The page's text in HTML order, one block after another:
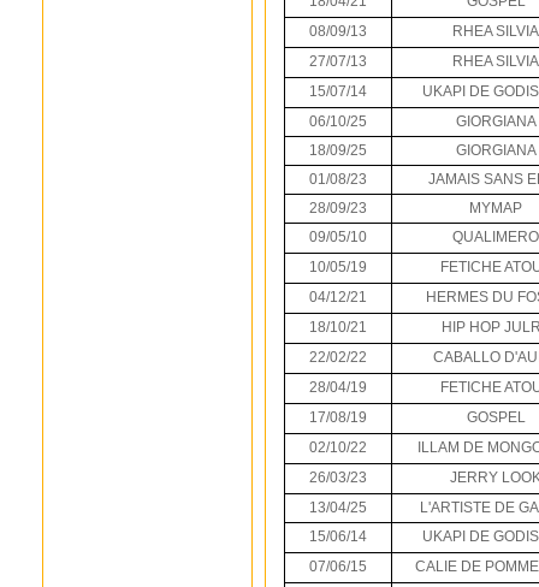
08/09/13
RHEA SILVIA
27/07/13
RHEA SILVIA
15/07/14
UKAPI DE
06/10/25
GIORGIANA
18/09/25
GIORGIANA
01/08/23
JAMAIS SANS
28/09/23
MYMAP
09/05/10
QUALIMERO
10/05/19
FETICHE
04/12/21
HERMES DU
18/10/21
HIP HOP
22/02/22
CABALLO
28/04/19
FETICHE
17/08/19
GOSPEL
02/10/22
ILLAM DE
26/03/23
JERRY
13/04/25
L'ARTISTE DE
15/06/14
UKAPI DE
07/06/15
CALIE DE